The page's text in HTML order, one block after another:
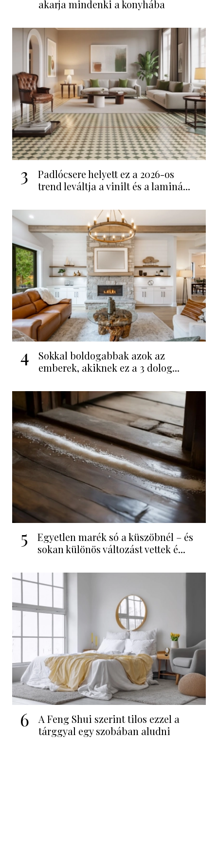
akarja mindenki a konyhába
3
Padlócsere helyett ez a 2026-os
trend leváltja a vinilt és a laminá...
4
Sokkal boldogabbak azok az
emberek, akiknek ez a 3 dolog...
5
Egyetlen marék só a küszöbnél – és
sokan különös változást vettek é...
6
A Feng Shui szerint tilos ezzel a
tárggyal egy szobában aludni